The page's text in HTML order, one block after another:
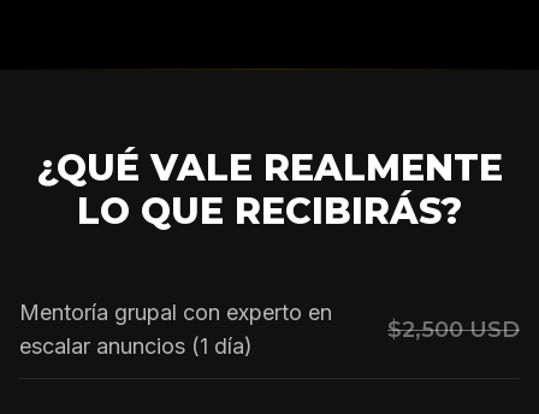
¿QUÉ VALE REALMENTE
LO QUE RECIBIRÁS?
Mentoría grupal con experto en
escalar anuncios (1 día)
$2,500 USD